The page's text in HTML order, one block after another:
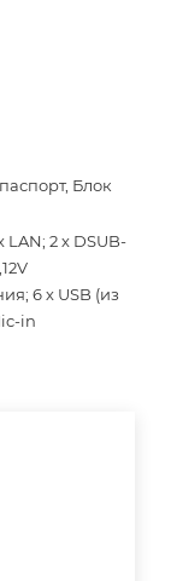
Блок
LAN; 2 х DSUB-
6 х USB (из
in